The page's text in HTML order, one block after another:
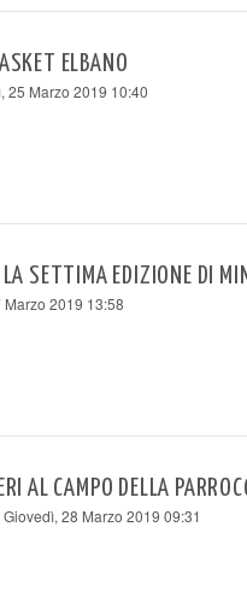
ELBANO
25 Marzo 2019 10:40
SETTIMA EDIZIONE DI
2019 13:58
AL CAMPO DELLA
Giovedì, 28 Marzo 2019 09:31